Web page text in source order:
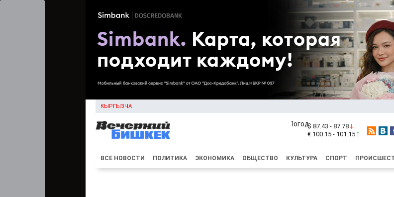
КЫРГЫЗЧА
$ 87.43 - 87.78
€ 100.15 - 101.15
ВСЕ НОВОСТИ ПОЛИТИКА ЭКОНОМИКА ОБЩЕСТВО КУЛЬТУРА СПОРТ